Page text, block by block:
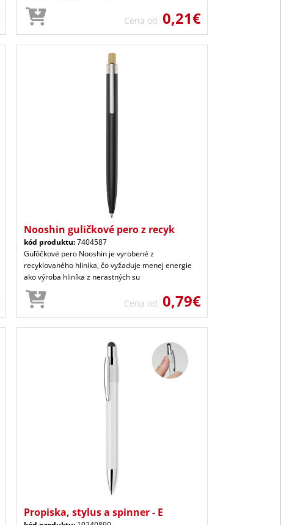
Cena od 0,21€
Nooshin guličkové pero z recyk
kód produktu:7404587
Guľôčkové pero Nooshin je vyrobené z
recyklovaného hliníka, čo vyžaduje menej energie
ako výroba hliníka z nerastných su
Cena od 0,79€
Propiska, stylus a spinner - E